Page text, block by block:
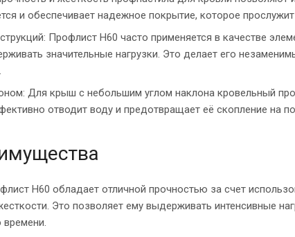
и обеспечивает надежное покрытие, которое
Профлист Н60 часто применяется в качестве
значительные нагрузки. Это делает его
Для крыш с небольшим углом наклона кровельный
отводит воду и предотвращает её скопление на
Н60 обладает отличной прочностью за счет
Это позволяет ему выдерживать интенсивные
времени.